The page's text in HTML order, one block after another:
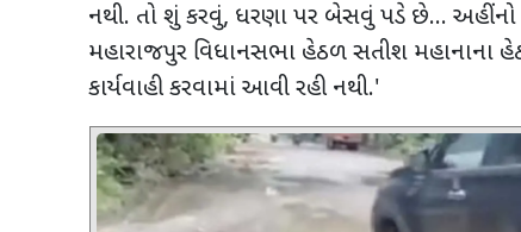
નથી. તો શું કરવું, ધરણા પર બેસવું પડે છે... અહીંનો
મહારાજપુર વિધાનસભા હેઠળ સતીશ
કાર્યવાહી કરવામાં આવી રહી નથી.'